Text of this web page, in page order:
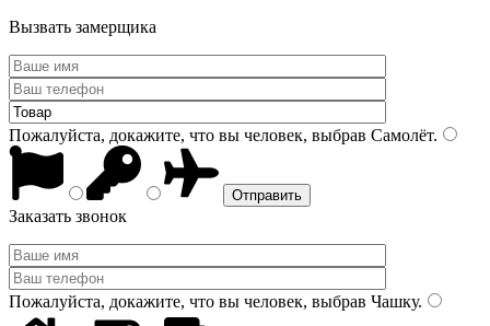
Вызвать замерщика
Пожалуйста, докажите, что вы человек, выбрав Самолёт.
Заказать звонок
Пожалуйста, докажите, что вы человек, выбрав Чашку.